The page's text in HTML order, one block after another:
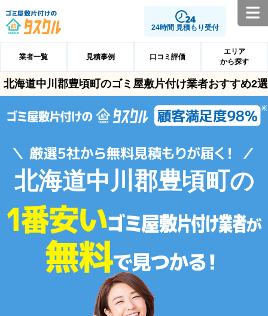
24時間 見積もり受付
業者一覧 見積事例 口コミ評価
エリア
から探す
北海道中川郡豊頃町のゴミ屋敷片付け業者おすすめ2選
北海道中川郡豊頃町の